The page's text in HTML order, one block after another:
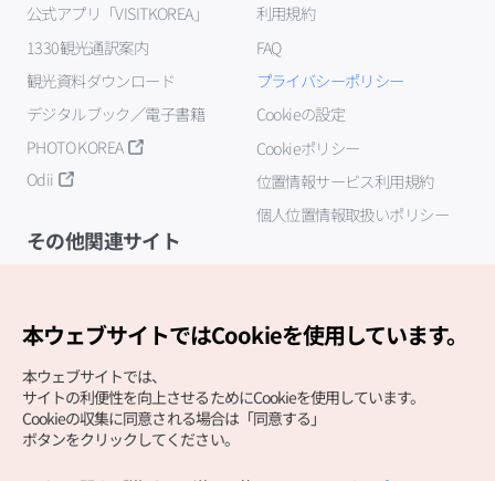
公式アプリ「VISITKOREA」
1330観光通訳案内
観光資料ダウンロード
デジタルブック／電子書籍
PHOTO KOREA
Odii
利用規約
FAQ
プライバシーポリシー
Cookieの設定
Cookieポリシー
位置情報サービス利用規約
個人位置情報取扱いポリシー
その他関連サイト
本ウェブサイトではCookieを使用しています。
本ウェブサイトでは、
サイトの利便性を向上させるためにCookieを使用しています。
Cookieの収集に同意される場合は「同意する」
ボタンをクリックしてください。